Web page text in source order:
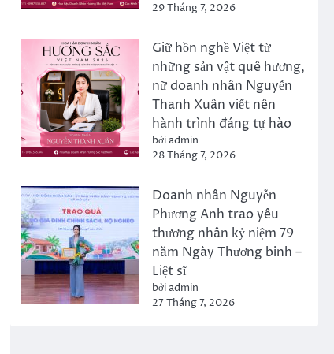
29 Tháng 7, 2026
Giữ hồn nghề Việt từ
những sản vật quê hương,
nữ doanh nhân Nguyễn
Thanh Xuân viết nên
hành trình đáng tự hào
bởi admin
28 Tháng 7, 2026
Doanh nhân Nguyễn
Phương Anh trao yêu
thương nhân kỷ niệm 79
năm Ngày Thương binh –
Liệt sĩ
bởi admin
27 Tháng 7, 2026